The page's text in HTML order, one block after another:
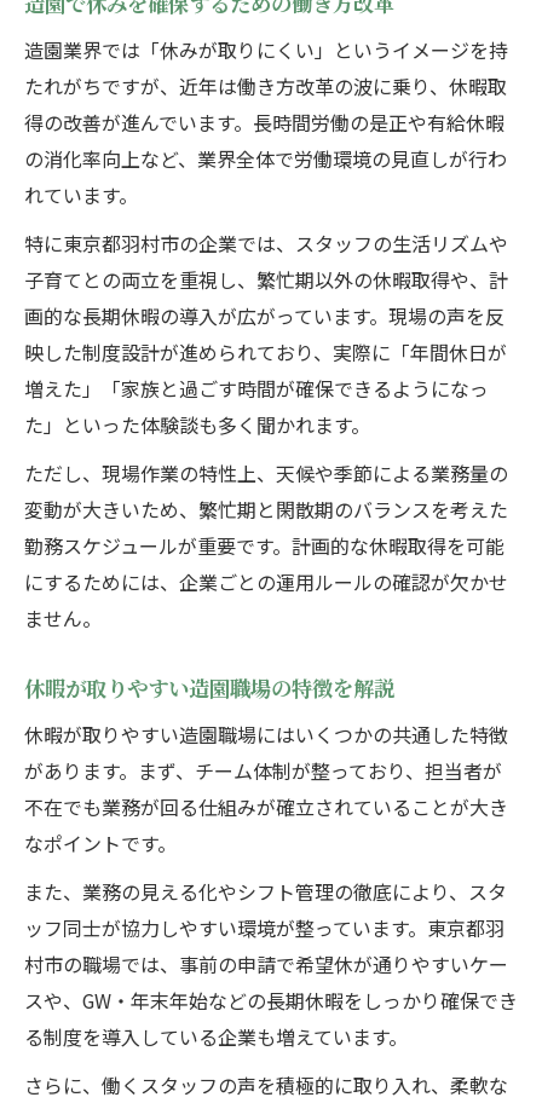
造園業界では「休みが取りにくい」というイメージを持
たれがちですが、近年は働き方改革の波に乗り、休暇取
得の改善が進んでいます。長時間労働の是正や有給休暇
の消化率向上など、業界全体で労働環境の見直しが行わ
れています。
特に東京都羽村市の企業では、スタッフの生活リズムや
子育てとの両立を重視し、繁忙期以外の休暇取得や、計
画的な長期休暇の導入が広がっています。現場の声を反
映した制度設計が進められており、実際に「年間休日が
増えた」「家族と過ごす時間が確保できるようになっ
た」といった体験談も多く聞かれます。
ただし、現場作業の特性上、天候や季節による業務量の
変動が大きいため、繁忙期と閑散期のバランスを考えた
勤務スケジュールが重要です。計画的な休暇取得を可能
にするためには、企業ごとの運用ルールの確認が欠かせ
ません。
休暇が取りやすい造園職場の特徴を解説
休暇が取りやすい造園職場にはいくつかの共通した特徴
があります。まず、チーム体制が整っており、担当者が
不在でも業務が回る仕組みが確立されていることが大き
なポイントです。
また、業務の見える化やシフト管理の徹底により、スタ
ッフ同士が協力しやすい環境が整っています。東京都羽
村市の職場では、事前の申請で希望休が通りやすいケー
スや、GW・年末年始などの長期休暇をしっかり確保でき
る制度を導入している企業も増えています。
さらに、働くスタッフの声を積極的に取り入れ、柔軟な